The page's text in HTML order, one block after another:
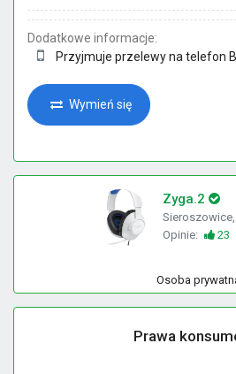
Dodatkowe informacje:
Przyjmuje przelewy na telefon
Wymień się
Zyga.2
Opinie:
23
Osoba
Prawa